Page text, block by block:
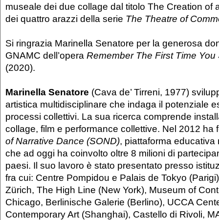
museale dei due collage dal titolo The Creation of
dei quattro arazzi della serie The Theatre of
Si ringrazia Marinella Senatore per la generosa
GNAMC dell’opera Remember The First Time You
(2020).
Marinella Senatore (Cava de’ Tirreni, 1977)
artistica multidisciplinare che indaga il potenziale
processi collettivi. La sua ricerca comprende
collage, film e performance collettive. Nel 2012 ha
of Narrative Dance (SOND), piattaforma
che ad oggi ha coinvolto oltre 8 milioni di
paesi. Il suo lavoro è stato presentato presso
fra cui: Centre Pompidou e Palais de Tokyo
Zürich, The High Line (New York), Museum of
Chicago, Berlinische Galerie (Berlino), UCCA
Contemporary Art (Shanghai), Castello di Rivoli,